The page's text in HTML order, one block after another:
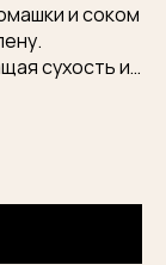
и соком
сухость и
пудрово-